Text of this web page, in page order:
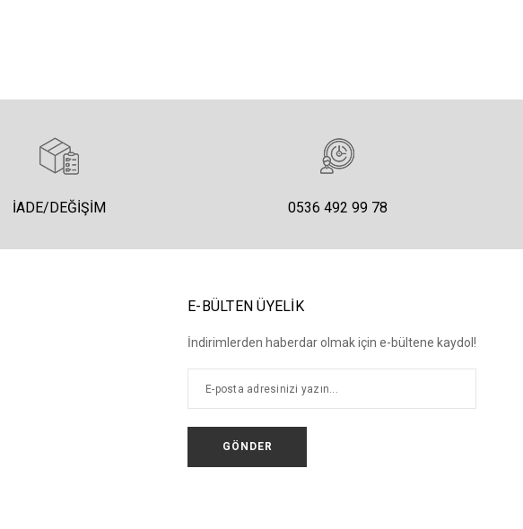
İADE/DEĞIŞIM 0536 492 99 78
E-BÜLTEN ÜYELİK
İndirimlerden haberdar olmak için e-bültene kaydol!
GÖNDER